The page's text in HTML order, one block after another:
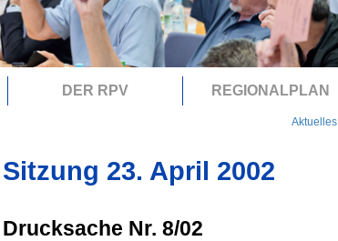
DER RPV REGIONALPLAN
Aktuelles
Sitzung 23. April 2002
Drucksache Nr. 8/02